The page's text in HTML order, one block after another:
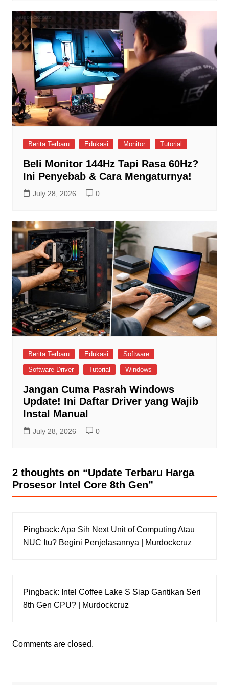
Berita Terbaru Edukasi Monitor Tutorial
Beli Monitor 144Hz Tapi Rasa 60Hz?
Ini Penyebab & Cara Mengaturnya!
July 28, 2026 0
Berita Terbaru Edukasi
Software
Software Driver
Tutorial Windows
Jangan Cuma Pasrah Windows
Update! Ini Daftar Driver yang Wajib
Instal Manual
July 28, 2026 0
2 thoughts on “Update Terbaru Harga
Prosesor Intel Core 8th Gen”
Pingback: Apa Sih Next Unit of Computing Atau
NUC Itu? Begini Penjelasannya | Murdockcruz
Pingback: Intel Coffee Lake S Siap Gantikan Seri
8th Gen CPU? | Murdockcruz
Comments are closed.